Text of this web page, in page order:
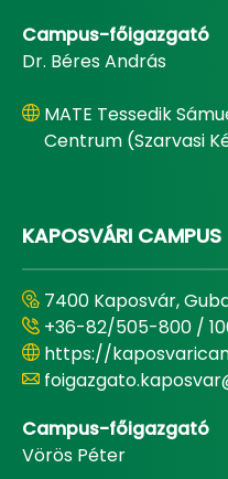
Campus-főigazgató
Dr. Béres András
MATE Tessedik
Centrum (Szarvasi
KAPOSVÁRI CAMPUS
7400 Kaposvár,
+36-82/505-800 /
https://
Campus-főigazgató
Vörös Péter